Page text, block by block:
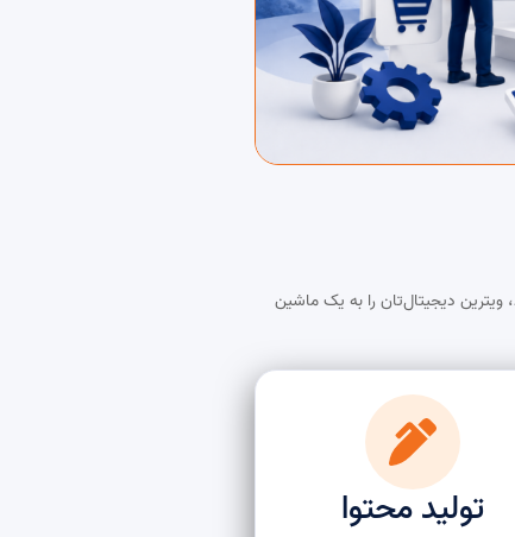
دیجیتال‌تان را به یک ماشین
تولید محتوا